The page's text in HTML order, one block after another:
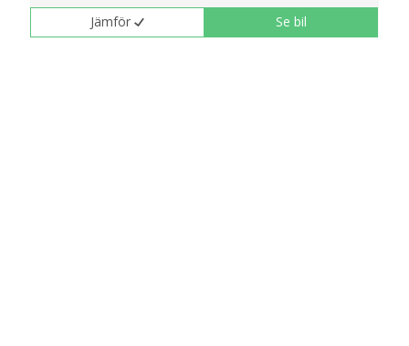
Jämför Se bil